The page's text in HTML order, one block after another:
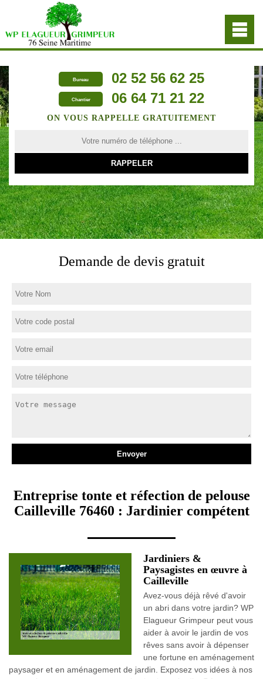
Bureau 02 52 56 62 25
Chantier 06 64 71 21 22
ON VOUS RAPPELLE GRATUITEMENT
Demande de devis gratuit
Entreprise tonte et réfection de pelouse
Cailleville 76460 : Jardinier compétent
Jardiniers &
Paysagistes en œuvre à
Cailleville
Avez-vous déjà rêvé d'avoir
un abri dans votre jardin? WP
Elagueur Grimpeur peut vous
aider à avoir le jardin de vos
rêves sans avoir à dépenser
une fortune en aménagement
paysager et en aménagement de jardin. Exposez vos idées à nos